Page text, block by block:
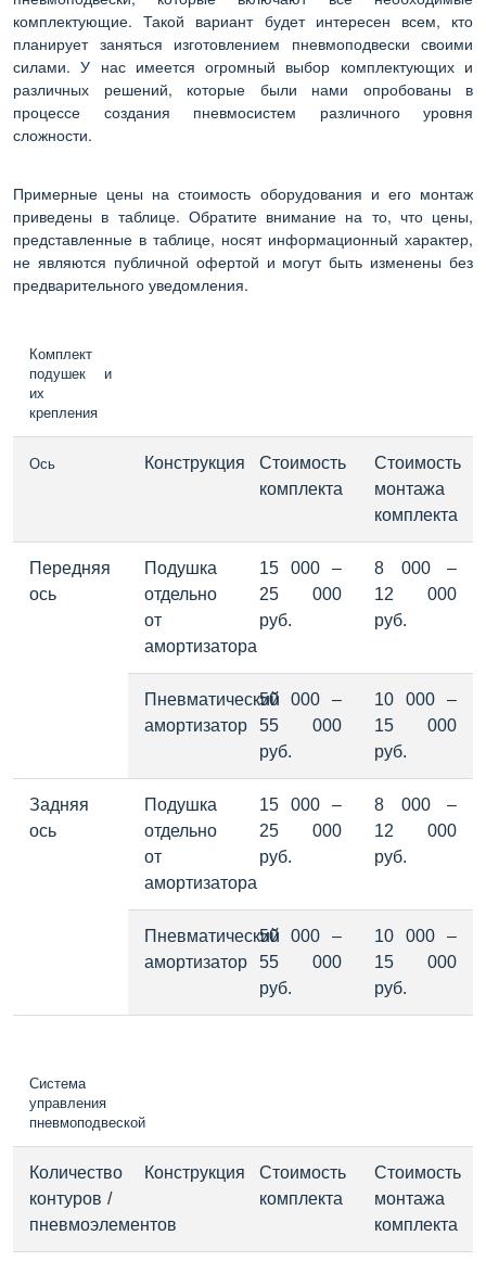
комплектующие. Такой вариант будет интересен всем, кто
планирует заняться изготовлением пневмоподвески своими
силами. У нас имеется огромный выбор комплектующих и
различных решений, которые были нами опробованы в
процессе создания пневмосистем различного уровня
сложности.
Примерные цены на стоимость оборудования и его монтаж
приведены в таблице. Обратите внимание на то, что цены,
представленные в таблице, носят информационный характер,
не являются публичной офертой и могут быть изменены без
предварительного уведомления.
Комплект
подушек и
их
крепления
Ось Конструкция
Стоимость
комплекта
Стоимость
монтажа
комплекта
Передняя
ось
Подушка
отдельно
от
амортизатора
15 000 –
25 000
руб.
8 000 –
12 000
руб.
Пневматический
амортизатор
50 000 –
55 000
руб.
10 000 –
15 000
руб.
Задняя
ось
Подушка
отдельно
от
амортизатора
15 000 –
25 000
руб.
8 000 –
12 000
руб.
Пневматический
амортизатор
50 000 –
55 000
руб.
10 000 –
15 000
руб.
Система
управления
пневмоподвеской
Количество
контуров /
пневмоэлементов
Конструкция
Стоимость
комплекта
Стоимость
монтажа
комплекта